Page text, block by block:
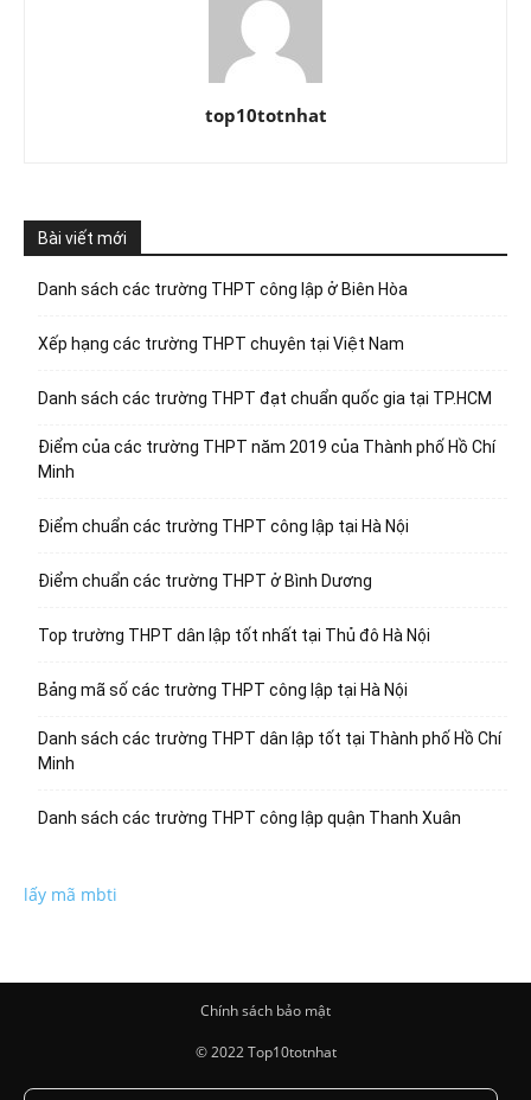
top10totnhat
Bài viết mới
Danh sách các trường THPT công lập ở Biên Hòa
Xếp hạng các trường THPT chuyên tại Việt Nam
Danh sách các trường THPT đạt chuẩn quốc gia tại TP.HCM
Điểm của các trường THPT năm 2019 của Thành phố Hồ Chí
Minh
Điểm chuẩn các trường THPT công lập tại Hà Nội
Điểm chuẩn các trường THPT ở Bình Dương
Top trường THPT dân lập tốt nhất tại Thủ đô Hà Nội
Bảng mã số các trường THPT công lập tại Hà Nội
Danh sách các trường THPT dân lập tốt tại Thành phố Hồ Chí
Minh
Danh sách các trường THPT công lập quận Thanh Xuân
lấy mã mbti
Chính sách bảo mật
© 2022 Top10totnhat